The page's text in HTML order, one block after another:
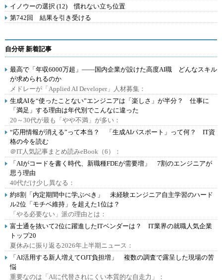
イノウーの選択 (12) 慣れない立ち位置
第742回 結果を引き受ける
自分研 新着記事
最高で「年収6000万超」――国内企業が設けた高度AI職 どんなスキル
が求められるのか
メドレーが「Applied AI Developer」人材募集：
生成AIを“使ったことない”エンジニアは「楽しさ」が半分？ 仕事に
「満足」する理由は年代別でこんなに違った
20～30代が最も「やや不満」が多い：
“応用情報が消える”って本当？ 「生成AIパスポート」って何？ IT資
格の今を読む
＠IT人気記事まとめ読みeBook（6）：
「AIがコードを書く時代、新職種FDEが需要増」 7割のエンジニアが
思う理由
40代だけ少し異なる：
約8割「内定期間中に学ぶべき」 未経験エンジニア自主学習のハード
ル2位「モチベ維持」を超えた1位は？
「やる必要ない」派の理由とは：
富士通を抜いて2位に躍進したITベンダーは？ IT業界の就職人気企業
トップ20
夏休みに振り返る2026年上半期ニュース：
「AI活用する新人増えてOJT負担増」 複数の調査で露呈した現場の苦
悩
重要なのは「AIに代替されにくい本質的な自走力」：